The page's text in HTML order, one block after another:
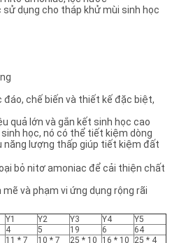
dụng cho tháp khử mùi sinh học
chế biến và thiết kế đặc biệt,
quả lớn và gắn kết sinh học cao
sinh học, nó có thể tiết kiệm dòng
năng lượng thấp giúp tiết kiệm đất
bỏ nitơ amoniac để cải thiện chất
và phạm vi ứng dụng rộng rãi
Y1 Y2 Y3 Y4
Y5
4 5 19 6
64
11 * 7 10 * 7 25 * 10 16 * 10 25 * 4